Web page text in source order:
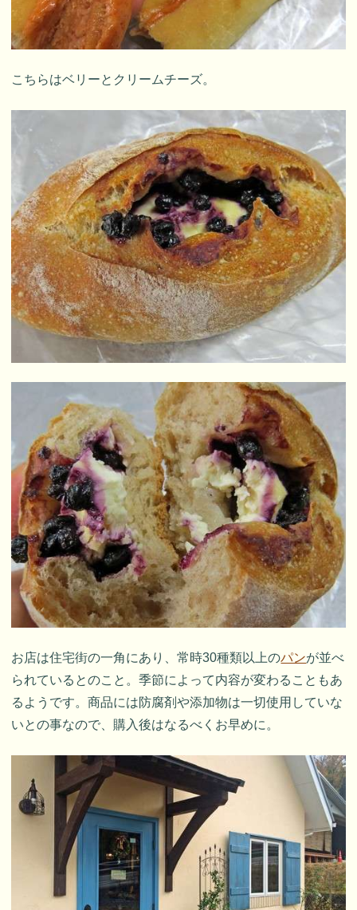
こちらはベリーとクリームチーズ。
お店は住宅街の一角にあり、常時30種類以上のパンが並べ
られているとのこと。季節によって内容が変わることもあ
るようです。商品には防腐剤や添加物は一切使用していな
いとの事なので、購入後はなるべくお早めに。